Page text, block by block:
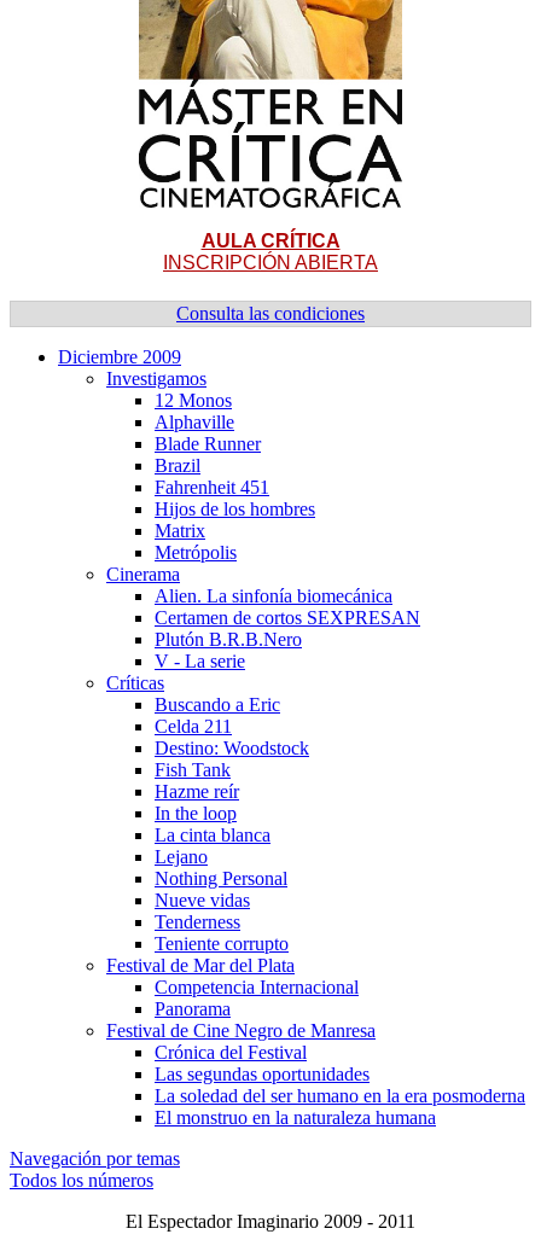
AULA CRÍTICA
INSCRIPCIÓN ABIERTA
Consulta las condiciones
Diciembre 2009
Investigamos
12 Monos
Alphaville
Blade Runner
Brazil
Fahrenheit 451
Hijos de los hombres
Matrix
Metrópolis
Cinerama
Alien. La sinfoní­a biomecánica
Certamen de cortos SEXPRESAN
Plutón B.R.B.Nero
V - La serie
Crí­ticas
Buscando a Eric
Celda 211
Destino: Woodstock
Fish Tank
Hazme reí­r
In the loop
La cinta blanca
Lejano
Nothing Personal
Nueve vidas
Tenderness
Teniente corrupto
Festival de Mar del Plata
Competencia Internacional
Panorama
Festival de Cine Negro de Manresa
Crónica del Festival
Las segundas oportunidades
La soledad del ser humano en la era posmoderna
El monstruo en la naturaleza humana
Navegación por temas
Todos los números
El Espectador Imaginario 2009 - 2011